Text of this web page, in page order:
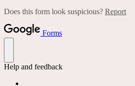
Does this form look suspicious? Report
Forms
Help and feedback